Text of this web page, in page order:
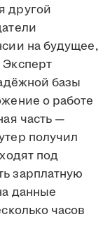
другой
на будущее,
базы
о работе
часть —
получил
под
зарплатную
данные
часов